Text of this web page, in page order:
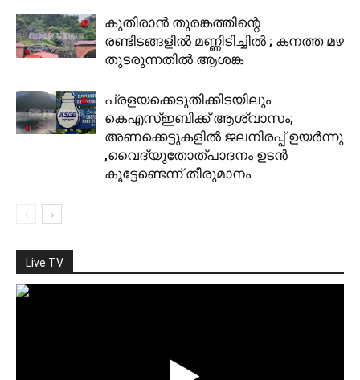
കുതിരാൻ തുരങ്കത്തിന്റെ
രണ്ടിടങ്ങളില്‍ മണ്ണിടിച്ചിൽ ; കനത്ത മഴ
തുടരുന്നതിൽ ആശങ്ക
പ്രളയക്കെടുതിക്കിടയിലും
കെഎസ്ഇബിക്ക് ആശ്വാസം;
അണക്കെട്ടുകളിൽ ജലനിരപ്പ് ഉയര്‍ന്നു
,വൈദ്യുതോത്പാദനം ഉടൻ
കൂട്ടേണ്ടെന്ന് തീരുമാനം
Live TV